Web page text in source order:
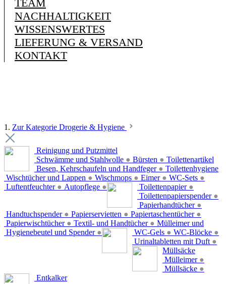
TEAM
NACHHALTIGKEIT
WISSENSWERTES
LIEFERUNG & VERSAND
KONTAKT
1. Zur Kategorie Drogerie & Hygiene
Reinigung und Putzmittel
Schwämme und Stahlwolle ● Bürsten ●
Besen, Kehrschaufeln und Handfeger ●
Wischtücher und Lappen ● Wischmops ● Eimer ● WC-Sets ●
Luftentfeuchter ● Autopflege ●
Toilettenartikel
Toilettenpapier ●
Toilettenpapierspender ●
Papierhandtücher ●
Handtuchspender ● Papierservietten ● Papiertaschentücher ●
Papierwischtücher ● Textil- und Handtücher ●
Hygienebeutel und Spender ●
Toilettenhygiene
WC-Gels ● WC-Blöcke ●
Urinaltabletten mit Duft ●
Mülleimer und
Müllsäcke
Mülleimer ●
Müllsäcke ●
Entkalker